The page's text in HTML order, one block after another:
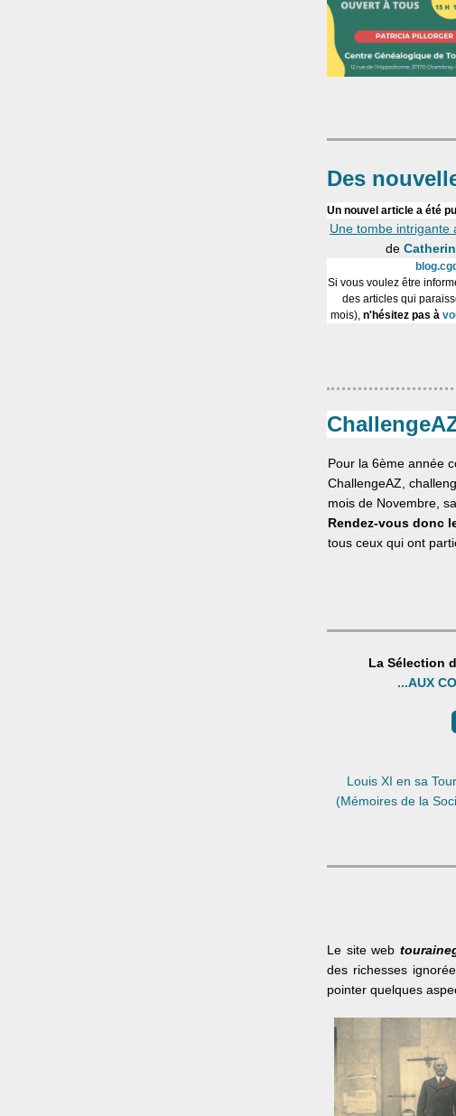
Des
Un nouvel article a été
Une tombe intrigante
de
Si vous voulez être
des articles qui
mois), n'hésitez pas à
Pour la 6ème année
ChallengeAZ,
mois de Novembre,
Rendez-vous donc
tous ceux qui ont
La Sélection
...AUX
Louis XI en sa
(Mémoires de la
Le site web
des richesses
pointer quelques